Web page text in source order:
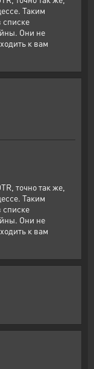
Таким
списке
Они не
к вам
точно так же,
Таким
списке
Они не
к вам